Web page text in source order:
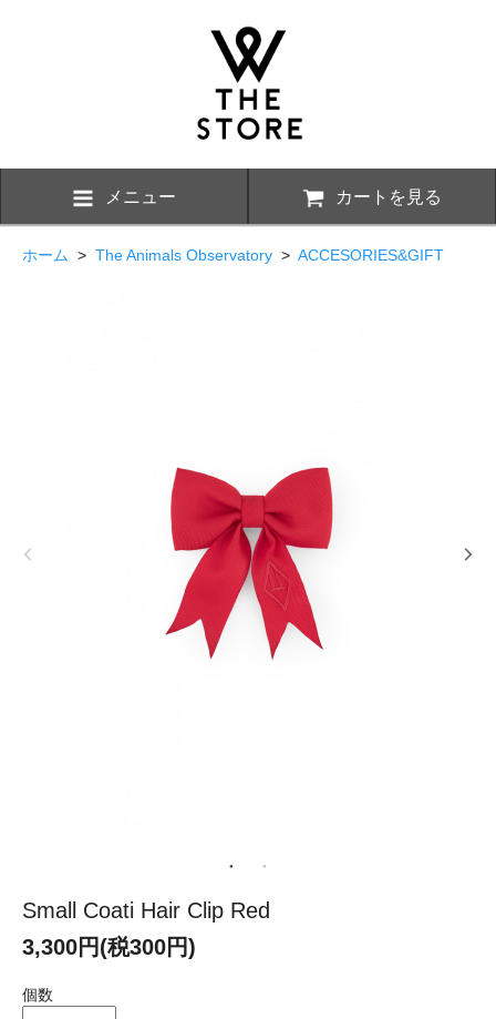
メニュー カートを見る
ホーム > The Animals Observatory > ACCESORIES&GIFT
Small Coati Hair Clip Red
3,300円(税300円)
個数